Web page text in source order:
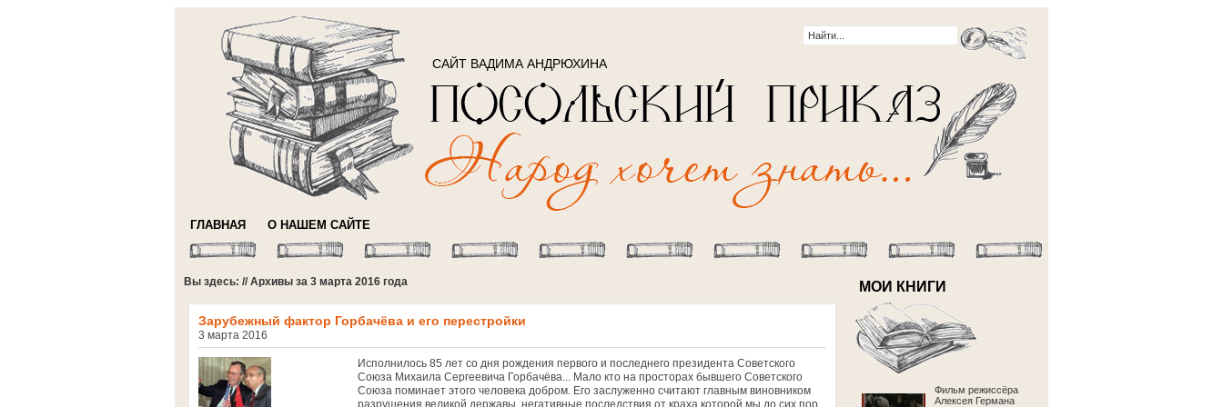
САЙТ ВАДИМА АНДРЮХИНА
ГЛАВНАЯ О НАШЕМ САЙТЕ
Вы здесь: // Архивы за 3 марта 2016 года
Зарубежный фактор Горбачёва и его перестройки
3 марта 2016
Исполнилось 85 лет со дня рождения первого и последнего президента Советского
Союза Михаила Сергеевича Горбачёва... Мало кто на просторах бывшего Советского
Союза поминает этого человека добром. Его заслуженно считают главным виновником
разрушения великой державы, негативные последствия от краха которой мы до сих пор
МОИ КНИГИ
Фильм режиссёра
Алексея Германа